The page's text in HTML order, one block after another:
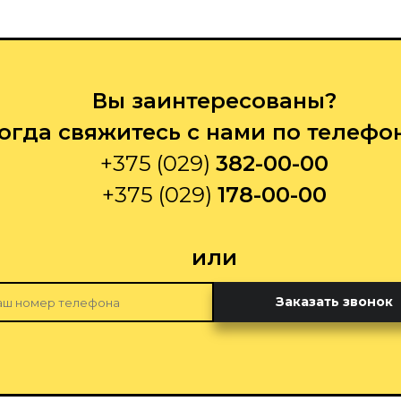
Вы заинтересованы?
свяжитесь с нами по
+375 (029) 382-00-00
+375 (029) 178-00-00
или
Заказать звонок